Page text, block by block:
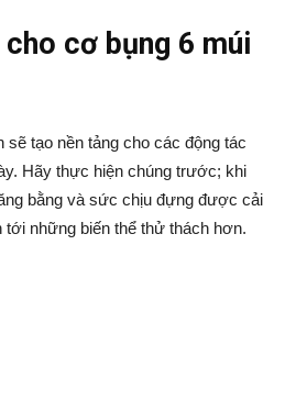
cơ bụng 6 múi
tạo nền tảng cho các động tác
Hãy thực hiện chúng trước; khi
bằng và sức chịu đựng được cải
tới những biến thể thử thách hơn.